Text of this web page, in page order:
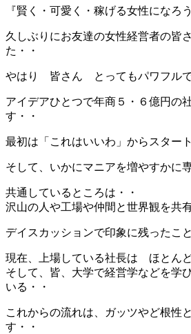
『賢く・可愛く・稼げる女性になろ
久しぶりにお友達の女性経営者の皆
た・・
やはり 皆さん とってもパワフルで
アイデアひとつで年商５・６億円の
す・・
最初は「これはいいわ」からスター
そして、いかにマニアを増やすかに
共通しているところは・・
沢山の人や工場や仲間と世界観を共
デイスカッションで印象に残ったこ
現在、上場している社長は ほとんど
そして、皆、大学で経営学などを学
いる・・
これからの流れは、ガッツやど根
す・・